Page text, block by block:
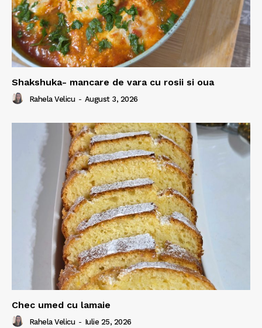
Shakshuka- mancare de vara cu rosii si oua
Rahela Velicu - August 3, 2026
Chec umed cu lamaie
Rahela Velicu - Iulie 25, 2026